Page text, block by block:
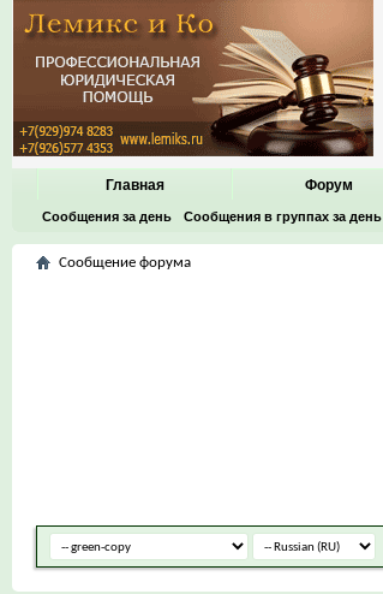
Главная Форум
Сообщения за день Сообщения в группах за день
Сообщение форума